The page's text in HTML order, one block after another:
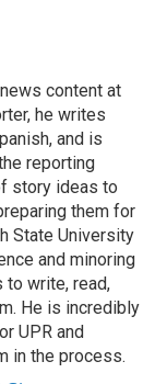
content at
he writes
and is
reporting
story ideas to
them for
State University
and minoring
to write, read,
He is incredibly
UPR and
in the process.